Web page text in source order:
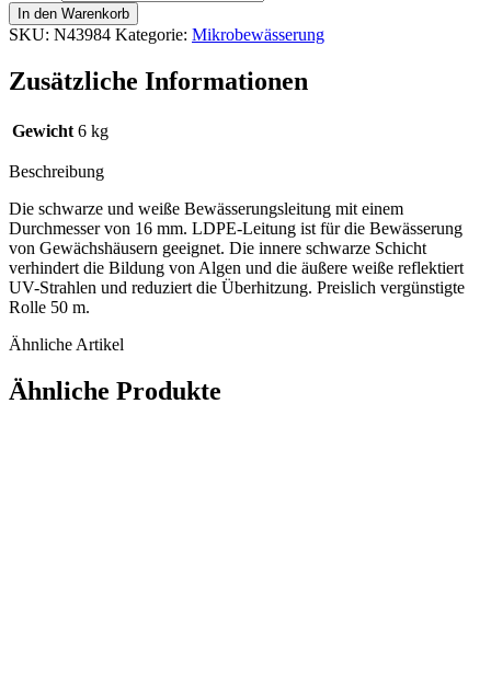
In den Warenkorb
SKU: N43984 Kategorie: Mikrobewässerung
Zusätzliche Informationen
Gewicht 6 kg
Beschreibung
Die schwarze und weiße Bewässerungsleitung mit einem
Durchmesser von 16 mm. LDPE-Leitung ist für die Bewässerung
von Gewächshäusern geeignet. Die innere schwarze Schicht
verhindert die Bildung von Algen und die äußere weiße reflektiert
UV-Strahlen und reduziert die Überhitzung. Preislich vergünstigte
Rolle 50 m.
Ähnliche Artikel
Ähnliche Produkte